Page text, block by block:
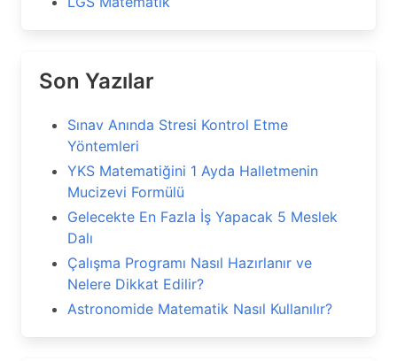
Son Yazılar
Sınav Anında Stresi Kontrol Etme
Yöntemleri
YKS Matematiğini 1 Ayda Halletmenin
Mucizevi Formülü
Gelecekte En Fazla İş Yapacak 5 Meslek
Dalı
Çalışma Programı Nasıl Hazırlanır ve
Nelere Dikkat Edilir?
Astronomide Matematik Nasıl Kullanılır?